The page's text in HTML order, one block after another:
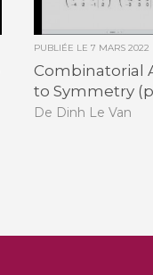
PUBLIÉE LE7 MARS 2022
Combinatorial
to Symmetry
De Dinh Le Van